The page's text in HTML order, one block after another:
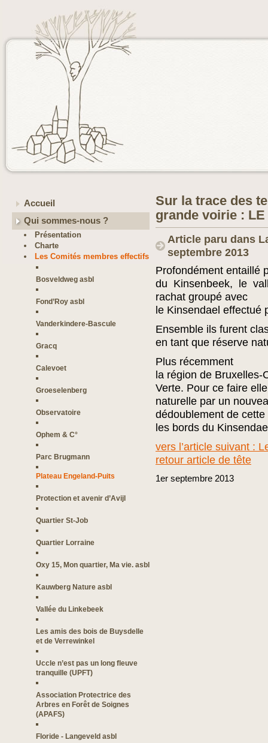
Accueil
Qui sommes-nous ?
Présentation
Charte
Les Comités membres effectifs
Bosveldweg asbl
Fond’Roy asbl
Vanderkindere-Bascule
Gracq
Calevoet
Groeselenberg
Observatoire
Ophem & C°
Parc Brugmann
Plateau Engeland-Puits
Protection et avenir d’Avijl
Quartier St-Job
Quartier Lorraine
Oxy 15, Mon quartier, Ma vie. asbl
Kauwberg Nature asbl
Vallée du Linkebeek
Les amis des bois de Buysdelle
et de Verrewinkel
Uccle n’est pas un long fleuve
tranquille (UPFT)
Association Protectrice des
Arbres en Forêt de Soignes
(APAFS)
Floride - Langeveld asbl
Sur la trace des
grande voirie :
Article paru dans
septembre 2013
Profondément entaillé
du Kinsenbeek, le
rachat groupé avec
le Kinsendael effectué
Ensemble ils furent
en tant que réserve
Plus récemment
la région de
Verte. Pour ce faire
naturelle par un
dédoublement de
les bords du
vers l’article suivant :
retour article de tête
1er septembre 2013